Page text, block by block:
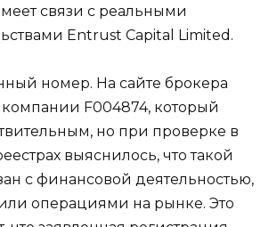
связи с реальными
Entrust Capital Limited.
номер. На сайте брокера
F004874, который
но при проверке в
выяснилось, что такой
с финансовой деятельностью,
операциями на рынке. Это